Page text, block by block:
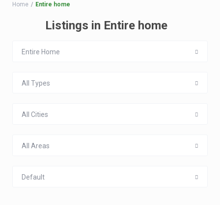
Home Entire home
Listings in Entire home
Entire Home
All Types
All Cities
All Areas
Default